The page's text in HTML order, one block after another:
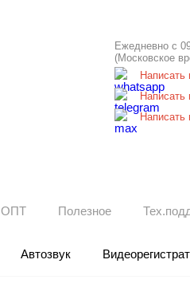
Ежедневно с
(Московское
Написать
Написать
ОПТ Полезное
Автозвук